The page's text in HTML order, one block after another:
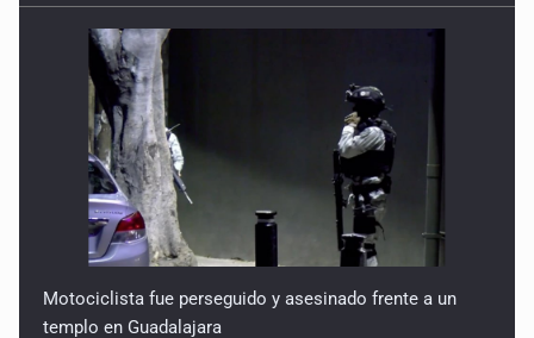
Motociclista fue perseguido y asesinado frente a un
templo en Guadalajara